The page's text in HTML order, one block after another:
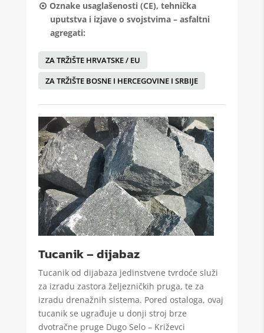
Oznake usaglašenosti (CE), tehnička
uputstva i izjave o svojstvima – asfaltni
agregati:
ZA TRŽIŠTE HRVATSKE / EU
ZA TRŽIŠTE BOSNE I HERCEGOVINE I SRBIJE
Tucanik – dijabaz
Tucanik od dijabaza jedinstvene tvrdoće služi
za izradu zastora željezničkih pruga, te za
izradu drenažnih sistema. Pored ostaloga, ovaj
tucanik se ugrađuje u donji stroj brze
dvotračne pruge Dugo Selo – Križevci